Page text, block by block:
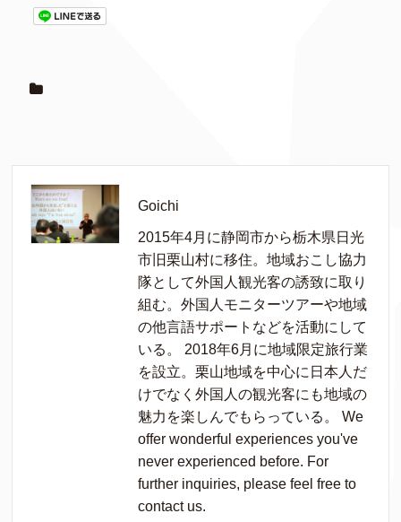
Goichi
2015年4月に静岡市から栃木県日光
市旧栗山村に移住。地域おこし協力
隊として外国人観光客の誘致に取り
組む。外国人モニターツアーや地域
の他言語サポートなどを活動にして
いる。 2018年6月に地域限定旅行業
を設立。栗山地域を中心に日本人だ
けでなく外国人の観光客にも地域の
魅力を楽しんでもらっている。 We
offer wonderful experiences you've
never experienced before. For
further inquiries, please feel free to
contact us.